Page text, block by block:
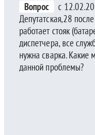
Вопрос
с
Депутатская,28
работает стояк
диспетчера, все
нужна сварка. Какие
данной проблемы?